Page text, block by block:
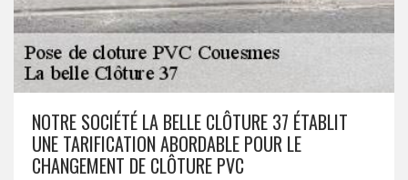
NOTRE SOCIÉTÉ LA BELLE CLÔTURE 37 ÉTABLIT
UNE TARIFICATION ABORDABLE POUR LE
CHANGEMENT DE CLÔTURE PVC